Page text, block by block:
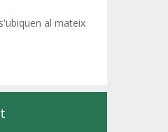
al mateix